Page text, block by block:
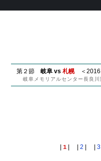
第２節 岐阜 vs 札幌＜
岐阜メモリアルセンター長良
1 2 3